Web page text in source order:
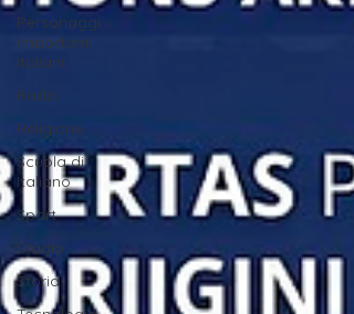
Personaggi
importanti
italiani
Radio
Religione
Scuola di
Italiano
Sport
Stadio
Storia